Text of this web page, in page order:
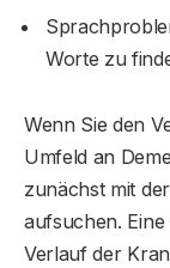
Worte zu
Wenn Sie den
Umfeld an
zunächst mit
aufsuchen.
Verlauf der